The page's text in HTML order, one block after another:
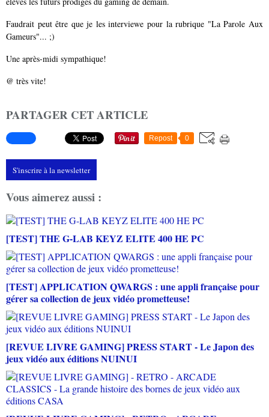
Faudrait peut être que je les interviewe pour la rubrique "La Parole Aux
Gameurs"... ;)
Une après-midi sympathique!
@ très vite!
PARTAGER CET ARTICLE
Repost 0
S'inscrire à la newsletter
Vous aimerez aussi :
[TEST] THE G-LAB KEYZ ELITE 400 HE PC
[TEST] APPLICATION QWARGS : une appli française pour
gérer sa collection de jeux vidéo prometteuse!
[REVUE LIVRE GAMING] PRESS START - Le Japon des
jeux vidéo aux éditions NUINUI